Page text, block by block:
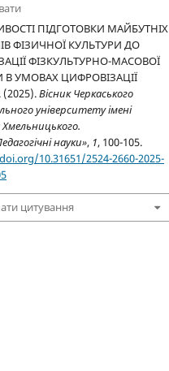
ПІДГОТОВКИ МАЙБУТНІХ
ФІЗИЧНОЇ КУЛЬТУРИ ДО
ФІЗКУЛЬТУРНО-МАСОВОЇ
В УМОВАХ ЦИФРОВІЗАЦІЇ
(2025).Вісник Черкаського
університету імені
науки», 1, 100-105.
10.31651/2524-2660-2025-
цитування